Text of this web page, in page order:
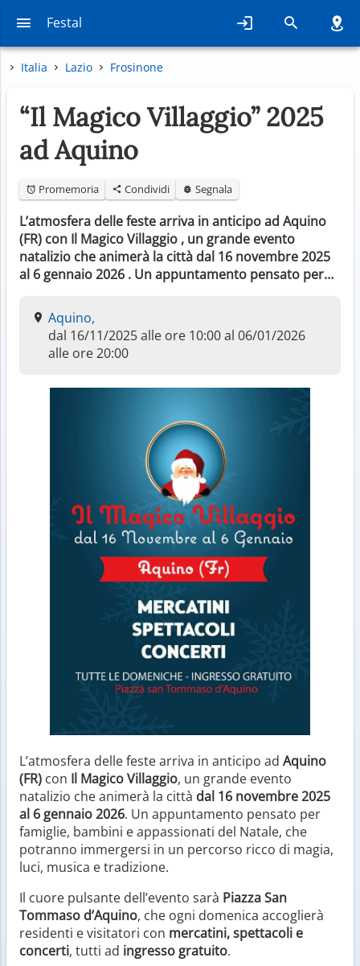
Festal
Italia Lazio Frosinone
“Il Magico Villaggio” 2025
ad Aquino
Promemoria Condividi Segnala
L’atmosfera delle feste arriva in anticipo ad Aquino
(FR) con Il Magico Villaggio , un grande evento
natalizio che animerà la città dal 16 novembre 2025
al 6 gennaio 2026 . Un appuntamento pensato per…
Aquino,
dal 16/11/2025 alle ore 10:00 al 06/01/2026
alle ore 20:00
L’atmosfera delle feste arriva in anticipo ad Aquino
(FR) con Il Magico Villaggio, un grande evento
natalizio che animerà la città dal 16 novembre 2025
al 6 gennaio 2026. Un appuntamento pensato per
famiglie, bambini e appassionati del Natale, che
potranno immergersi in un percorso ricco di magia,
luci, musica e tradizione.
Il cuore pulsante dell’evento sarà Piazza San
Tommaso d’Aquino, che ogni domenica accoglierà
residenti e visitatori con mercatini, spettacoli e
concerti, tutti ad ingresso gratuito.